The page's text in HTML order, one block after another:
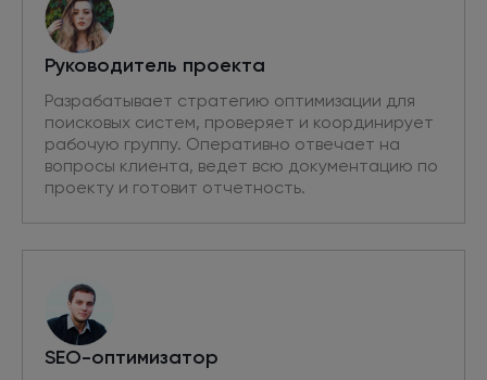
Руководитель проекта
Разрабатывает стратегию оптимизации для
поисковых систем, проверяет и координирует
рабочую группу. Оперативно отвечает на
вопросы клиента, ведет всю документацию по
проекту и готовит отчетность.
SEO-оптимизатор